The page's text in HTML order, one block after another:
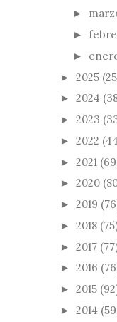
►
►
►
► 2025
► 2024
► 2023
► 2022
► 2021
► 2020
► 2019
► 2018
► 2017
► 2016
► 2015
► 2014